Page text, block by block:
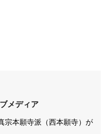
メディア
宗本願寺派（西本願寺）が